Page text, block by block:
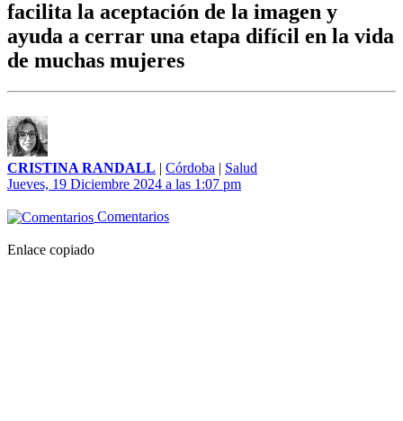
facilita la aceptación de la imagen y
ayuda a cerrar una etapa difícil en la vida
de muchas mujeres
CRISTINA RANDALL | Córdoba | Salud
Jueves, 19 Diciembre 2024 a las 1:07 pm
Comentarios
Enlace copiado